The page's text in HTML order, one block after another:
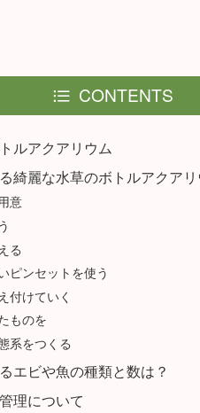
CONTENTS
ルアクアリウム
綺麗な水草のボトルアクア
意
る
ピンセットを使う
付けていく
ものを
系をつくる
エビや魚の種類と数は？
理について